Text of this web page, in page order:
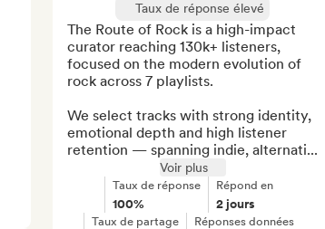
Taux de réponse élevé
The Route of Rock is a high-impact
curator reaching 130k+ listeners,
focused on the modern evolution of
rock across 7 playlists.
We select tracks with strong identity,
emotional depth and high listener
retention — spanning indie, alternati...
Voir plus
Taux de réponse
100%
Répond en
2 jours
Taux de partage Réponses données